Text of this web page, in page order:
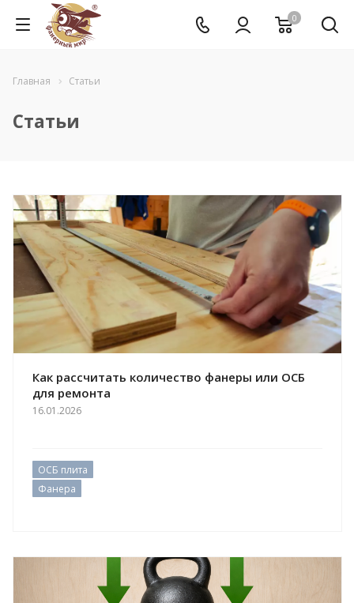
0
Главная Статьи
Статьи
Как рассчитать количество фанеры или ОСБ
для ремонта
16.01.2026
ОСБ плита
Фанера